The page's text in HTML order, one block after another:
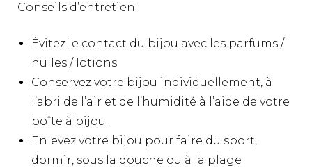
Conseils d’entretien :
Évitez le contact du bijou avec les parfums /
huiles / lotions
Conservez votre bijou individuellement, à
l’abri de l’air et de l’humidité à l’aide de votre
boîte à bijou.
Enlevez votre bijou pour faire du sport,
dormir, sous la douche ou à la plage